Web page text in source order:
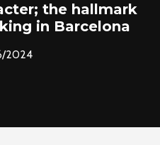
the hallmark
in Barcelona
2024